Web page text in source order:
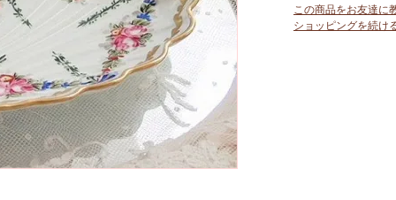
この商品をお友達に
ショッピングを続け